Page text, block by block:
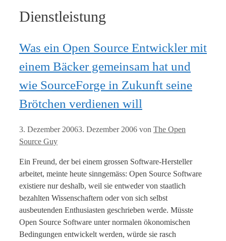
Dienstleistung
Was ein Open Source Entwickler mit
einem Bäcker gemeinsam hat und
wie SourceForge in Zukunft seine
Brötchen verdienen will
3. Dezember 20063. Dezember 2006 von The Open
Source Guy
Ein Freund, der bei einem grossen Software-Hersteller
arbeitet, meinte heute sinngemäss: Open Source Software
existiere nur deshalb, weil sie entweder von staatlich
bezahlten Wissenschaftern oder von sich selbst
ausbeutenden Enthusiasten geschrieben werde. Müsste
Open Source Software unter normalen ökonomischen
Bedingungen entwickelt werden, würde sie rasch